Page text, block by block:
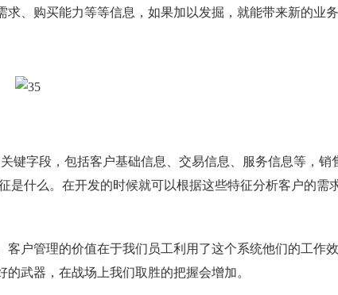
、购买能力等等信息，如果加以发掘，就能带来新的业
键字段，包括客户基础信息、交易信息、服务信息等，销
是什么。在开发的时候就可以根据这些特征分析客户的需
户管理的价值在于我们员工利用了这个系统他们的工作效
武器，在战场上我们取胜的把握会增加。